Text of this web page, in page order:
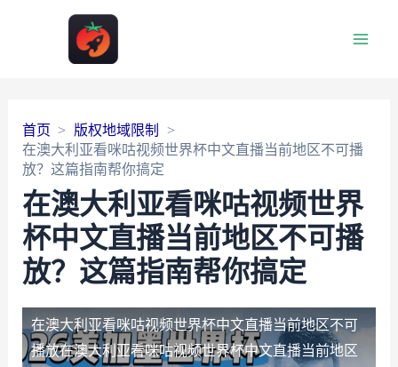
首页
版权地域限制
在澳大利亚看咪咕视频世界杯中文直播当前地区不可播
放？这篇指南帮你搞定
在澳大利亚看咪咕视频世界
杯中文直播当前地区不可播
放？这篇指南帮你搞定
在澳大利亚看咪咕视频世界杯中文直播当前地区不可
播放在澳大利亚看咪咕视频世界杯中文直播当前地区